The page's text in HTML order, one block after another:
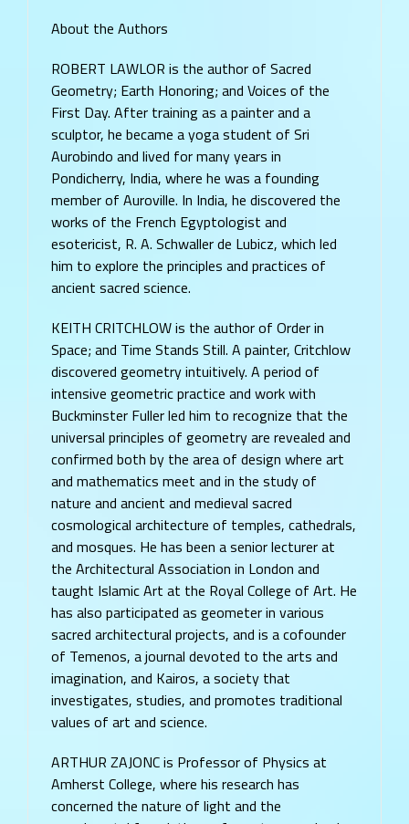
About the Authors
ROBERT LAWLOR is the author of Sacred
Geometry; Earth Honoring; and Voices of the
First Day. After training as a painter and a
sculptor, he became a yoga student of Sri
Aurobindo and lived for many years in
Pondicherry, India, where he was a founding
member of Auroville. In India, he discovered the
works of the French Egyptologist and
esotericist, R. A. Schwaller de Lubicz, which led
him to explore the principles and practices of
ancient sacred science.
KEITH CRITCHLOW is the author of Order in
Space; and Time Stands Still. A painter, Critchlow
discovered geometry intuitively. A period of
intensive geometric practice and work with
Buckminster Fuller led him to recognize that the
universal principles of geometry are revealed and
confirmed both by the area of design where art
and mathematics meet and in the study of
nature and ancient and medieval sacred
cosmological architecture of temples, cathedrals,
and mosques. He has been a senior lecturer at
the Architectural Association in London and
taught Islamic Art at the Royal College of Art. He
has also participated as geometer in various
sacred architectural projects, and is a cofounder
of Temenos, a journal devoted to the arts and
imagination, and Kairos, a society that
investigates, studies, and promotes traditional
values of art and science.
ARTHUR ZAJONC is Professor of Physics at
Amherst College, where his research has
concerned the nature of light and the